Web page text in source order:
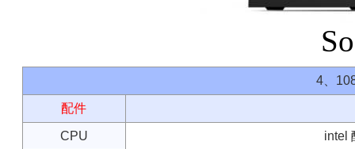
4、
配件
CPU intel